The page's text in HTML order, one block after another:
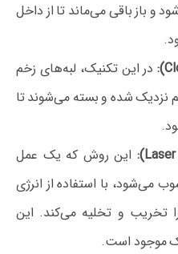
و باز باقی می‌ماند تا از داخل
در این تکنیک، لبه‌های زخم
نزدیک شده و بسته می‌شوند تا
این روش که یک عمل
با استفاده از انرژی
تخریب و تخلیه می‌کند. این
موجود است.